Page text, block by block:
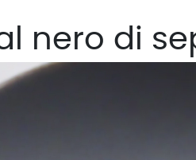
nero di